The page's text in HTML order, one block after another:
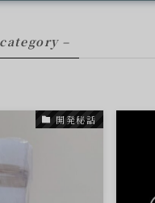
–
開発秘話